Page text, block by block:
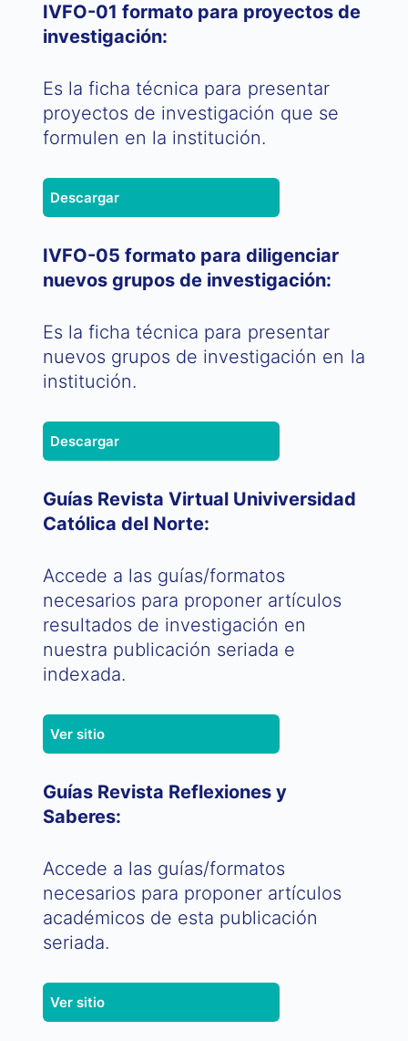
IVFO-01 formato para proyectos de
investigación:
Es la ficha técnica para presentar
proyectos de investigación que se
formulen en la institución.
Descargar
IVFO-05 formato para diligenciar
nuevos grupos de investigación:
Es la ficha técnica para presentar
nuevos grupos de investigación en la
institución.
Descargar
Guías Revista Virtual Univiversidad
Católica del Norte:
Accede a las guías/formatos
necesarios para proponer artículos
resultados de investigación en
nuestra publicación seriada e
indexada.
Ver sitio
Guías Revista Reflexiones y
Saberes:
Accede a las guías/formatos
necesarios para proponer artículos
académicos de esta publicación
seriada.
Ver sitio